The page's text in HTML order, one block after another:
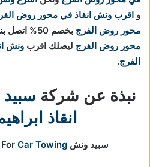
و اقرب ونش انقاذ في محور روض
محور روض الفرج بخصم 50% اتصل بنا الان علي
محور روض الفرج ليصلك اقرب ونش
الفرج.
نبذة عن شركة
انقاذ
سبيد ونش Speed Winch Car ForCar Towing